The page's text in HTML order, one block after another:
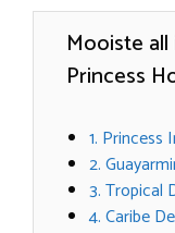
Mooiste
Princess
1. Princess
2.
3. Tropical
4. Caribe